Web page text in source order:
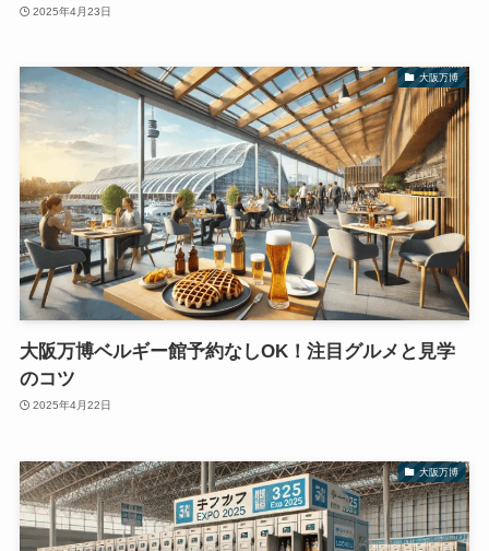
2025年4月23日
大阪万博
大阪万博ベルギー館予約なしOK！注目グルメと見学
のコツ
2025年4月22日
大阪万博